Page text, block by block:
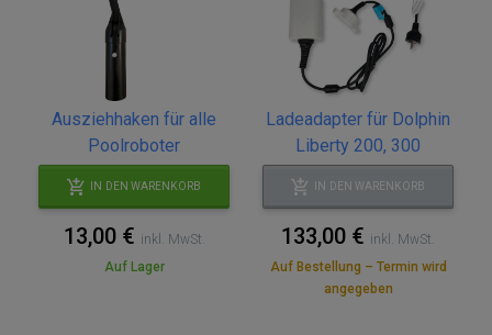
Ausziehhaken für alle
Poolroboter
IN DEN WARENKORB
13,00 € inkl. MwSt.
Auf Lager
Ladeadapter für Dolphin
Liberty 200, 300
IN DEN WARENKORB
133,00 € inkl. MwSt.
Auf Bestellung – Termin wird
angegeben